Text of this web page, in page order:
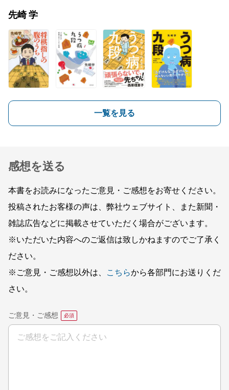
先崎 学
一覧を見る
感想を送る
本書をお読みになったご意見・ご感想をお寄せください。
投稿されたお客様の声は、弊社ウェブサイト、また新聞・
雑誌広告などに掲載させていただく場合がございます。
※いただいた内容へのご返信は致しかねますのでご了承く
ださい。
※ご意見・ご感想以外は、
こちらから各部門にお送りくだ
さい。
ご意見・ご感想